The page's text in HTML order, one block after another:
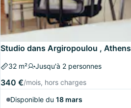
Studio dans Argiropoulou , Athens
32 m² Jusqu'à 2 personnes
340 €/mois, hors charges
Disponible du 18 mars